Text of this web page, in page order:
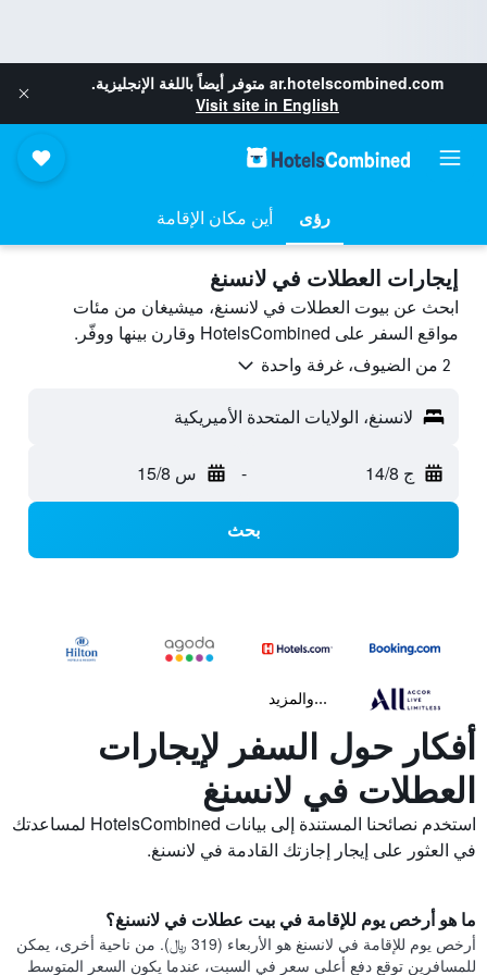
ar.hotelscombined.com متوفر أيضاً باللغة الإنجليزية.
Visit site in English
رؤى أين مكان الإقامة
إيجارات العطلات في لانسنغ
ابحث عن بيوت العطلات في لانسنغ، ميشيغان من مئات
مواقع السفر على HotelsCombined وقارن بينها ووفّر.
2 من الضيوف، غرفة واحدة
لانسنغ، الولايات المتحدة الأميريكية
ج 14/8 - س 15/8
بحث
...والمزيد
أفكار حول السفر لإيجارات
العطلات في لانسنغ
استخدم نصائحنا المستندة إلى بيانات HotelsCombined لمساعدتك
في العثور على إيجار إجازتك القادمة في لانسنغ.
ما هو أرخص يوم للإقامة في بيت عطلات في لانسنغ؟
أرخص يوم للإقامة في لانسنغ هو الأربعاء (319 ﷼). من ناحية أخرى، يمكن
للمسافرين توقع دفع أعلى سعر في السبت، عندما يكون السعر المتوسط